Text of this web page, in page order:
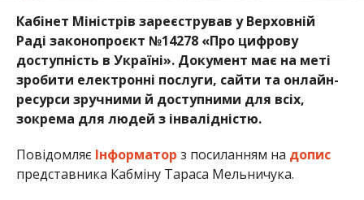
Кабінет Міністрів зареєстрував у Верховній
Раді законопроєкт №14278 «Про цифрову
доступність в Україні». Документ має на меті
зробити електронні послуги, сайти та онлайн-
ресурси зручними й доступними для всіх,
зокрема для людей з інвалідністю.
Повідомляє Інформатор з посиланням на допис
представника Кабміну Тараса Мельничука.